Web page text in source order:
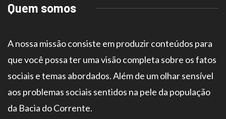
Quem somos
A nossa missão consiste em produzir conteúdos para
que você possa ter uma visão completa sobre os fatos
sociais e temas abordados. Além de um olhar sensível
aos problemas sociais sentidos na pele da população
da Bacia do Corrente.